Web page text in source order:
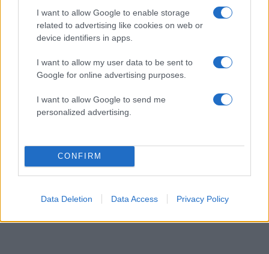
I want to allow Google to enable storage
related to advertising like cookies on web or
device identifiers in apps.
I want to allow my user data to be sent to
Google for online advertising purposes.
I want to allow Google to send me
personalized advertising.
CONFIRM
Data Deletion Data Access Privacy Policy
Κεφαλονιά: Εικόνες
ντοκουμέντα! Το
άψυχο σώμα της
μενταγιόν με την
πεντάλφα - Σοκάρουν
τα ευρήματα της
νεκρό ζευγάρι
“Την βοήθησε να
πεθάνει και έμπηξε το
μαχαίρι στην καρδιά
ιατροδικαστή για το
νεκρό ζευγάρι στην
Κεφαλονιά
ΔΙΑΦΗΜΙΣΗ